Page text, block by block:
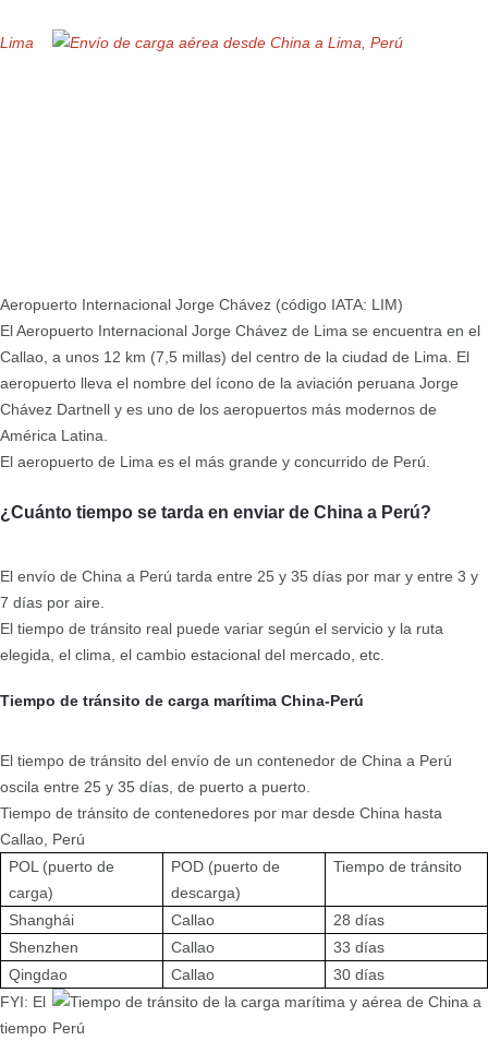
Lima
Aeropuerto Internacional Jorge Chávez (código IATA: LIM)
El Aeropuerto Internacional Jorge Chávez de Lima se encuentra en el
Callao, a unos 12 km (7,5 millas) del centro de la ciudad de Lima. El
aeropuerto lleva el nombre del ícono de la aviación peruana Jorge
Chávez Dartnell y es uno de los aeropuertos más modernos de
América Latina.
El aeropuerto de Lima es el más grande y concurrido de Perú.
¿Cuánto tiempo se tarda en enviar de China a Perú?
El envío de China a Perú tarda entre 25 y 35 días por mar y entre 3 y
7 días por aire.
El tiempo de tránsito real puede variar según el servicio y la ruta
elegida, el clima, el cambio estacional del mercado, etc.
Tiempo de tránsito de carga marítima China-Perú
El tiempo de tránsito del envío de un contenedor de China a Perú
oscila entre 25 y 35 días, de puerto a puerto.
Tiempo de tránsito de contenedores por mar desde China hasta
Callao, Perú
POL (puerto de
carga)
POD (puerto de
descarga)
Tiempo de tránsito
Shanghái Callao
28 días
Shenzhen
Callao
33 días
Qingdao
Callao
30 días
FYI: El
tiempo